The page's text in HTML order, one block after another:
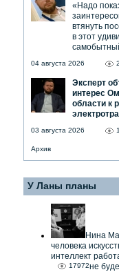
«Надо
втянуть
в этот
04 августа 2026
Эксперт
интерес
области к
03 августа 2026
Архив
У Ланы планы
Нина
человека
интеллект
не
17972